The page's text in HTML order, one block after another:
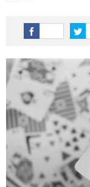
その他英語関連
旅行関連あれこれ